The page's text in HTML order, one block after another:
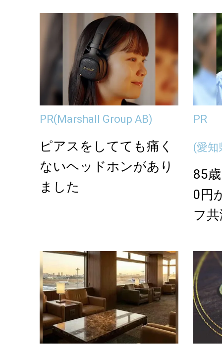
PR(Marshall Group AB)
ピアスをしてても痛く
ないヘッドホンがあり
ました
PR
(愛知
85
0円
フ